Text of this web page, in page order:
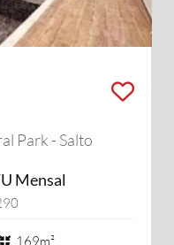
Park - Salto
Mensal
169m²